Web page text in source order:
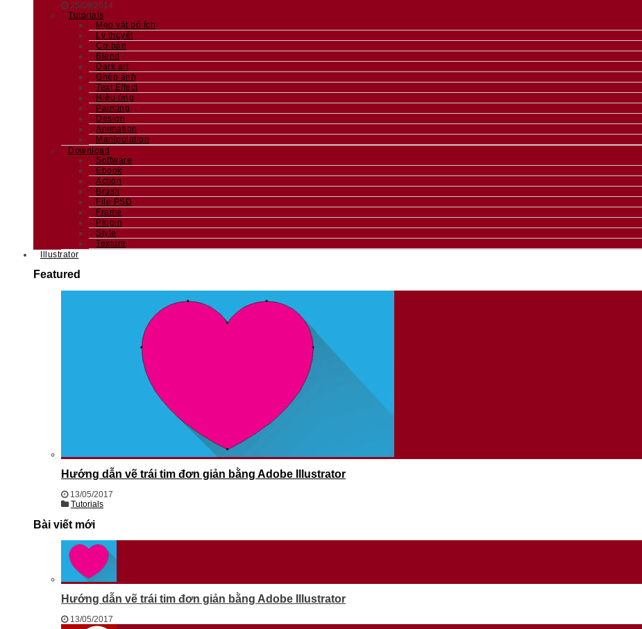
25/09/2014
Tutorials
Mẹo vặt bổ ích
Lý thuyết
Cơ bản
Blend
Dark art
Ghép ảnh
Text Effect
Hiệu ứng
Painting
Design
Animation
Manipulation
Download
Software
Ebook
Action
Brush
File PSD
Frame
Plugin
Style
Texture
Illustrator
Featured
Hướng dẫn vẽ trái tim đơn giản bằng Adobe Illustrator
13/05/2017
Tutorials
Bài viết mới
Hướng dẫn vẽ trái tim đơn giản bằng Adobe Illustrator
13/05/2017